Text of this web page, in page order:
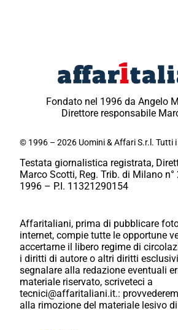
Fondato nel 1996 da Angelo
Direttore responsabile
© 1996 – 2026 Uomini & Affari S.r.l. Tutti
Testata giornalistica registrata,
Marco Scotti, Reg. Trib. di Milano n°
1996 – P.I. 11321290154
Affaritaliani, prima di pubblicare
internet, compie tutte le opportune
accertarne il libero regime di
i diritti di autore o altri diritti
segnalare alla redazione eventuali
materiale riservato, scriveteci a
tecnici@affaritaliani.it.:
alla rimozione del materiale lesivo